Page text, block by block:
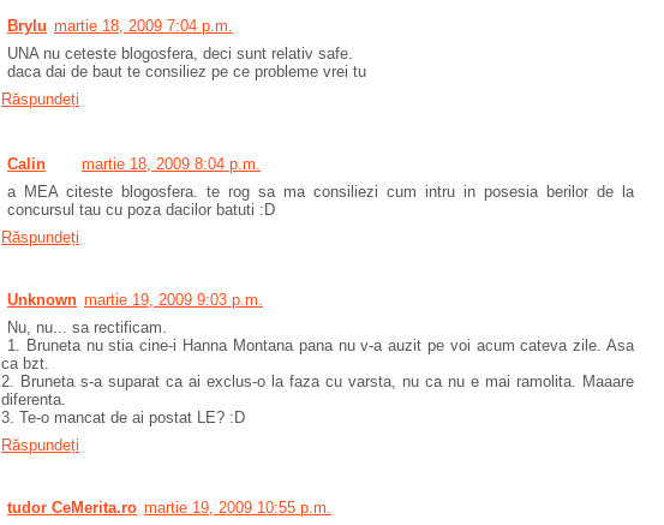
Brylu martie 18, 2009 7:04 p.m.
UNA nu ceteste blogosfera, deci sunt relativ safe.
daca dai de baut te consiliez pe ce probleme vrei tu
Răspundeți
Calin
martie 18, 2009 8:04 p.m.
a MEA citeste blogosfera. te rog sa ma consiliezi cum intru in posesia berilor de la
concursul tau cu poza dacilor batuti :D
Răspundeți
Unknown martie 19, 2009 9:03 p.m.
Nu, nu... sa rectificam.
1. Bruneta nu stia cine-i Hanna Montana pana nu v-a auzit pe voi acum cateva zile. Asa
ca bzt.
2. Bruneta s-a suparat ca ai exclus-o la faza cu varsta, nu ca nu e mai ramolita. Maaare
diferenta.
3. Te-o mancat de ai postat LE? :D
Răspundeți
tudor CeMerita.ro martie 19, 2009 10:55 p.m.